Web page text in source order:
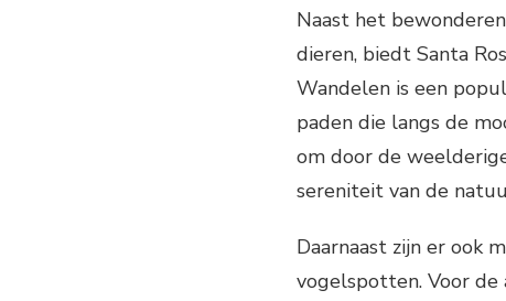
Naast het
dieren, biedt Santa
Wandelen is een
paden die langs de
om door de
sereniteit van de
Daarnaast zijn er ook
vogelspotten. Voor